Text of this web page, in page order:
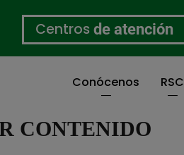
Centros de atención
Conócenos RSC
CONTENIDO